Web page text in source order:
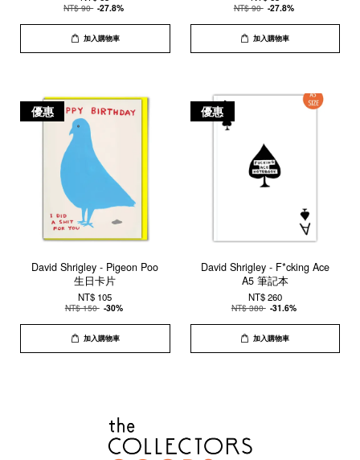
NT$ 90 -27.8%
加入購物車
NT$ 90 -27.8%
加入購物車
優惠
David Shrigley - Pigeon Poo
生日卡片
NT$ 105
NT$ 150 -30%
加入購物車
優惠
David Shrigley - F*cking Ace
A5 筆記本
NT$ 260
NT$ 380 -31.6%
加入購物車